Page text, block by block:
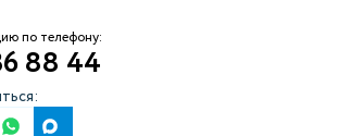
по телефону:
88 44